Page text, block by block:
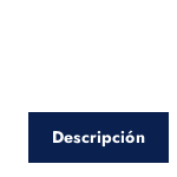
Descripción